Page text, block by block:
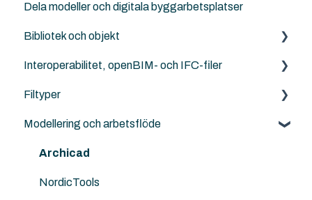
Goodies for Archicad
Design LCA
SweTools
Twinmotion
Solibri
Ingenjörer och konstruktörer
Templates
Attribut
Work Enviroment
Migration mellan versioner
Generellt sett
Felsökning
Rutiner
Other Collaboration solutions
Sammarbete med Revit
Dela modeller och digitala byggarbetsplatser
Bibliotek och objekt
Externa objekt
Archicad standard bibliotek
Interoperabilitet, openBIM- och IFC-filer
IFC generellt
Archicad
Filtyper
PDF
DXF/DWG File (.dxf, .dwg)
Punktmoln
Modellering och arbetsflöde
Archicad
NordicTools